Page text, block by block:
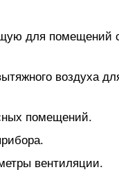
для помещений
воздуха
помещений.
вентиляции.